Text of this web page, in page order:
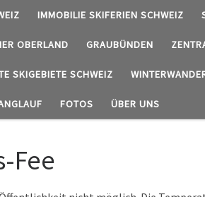
IMMOBILIE SKIFERIEN SCHWEIZ
OBERLAND GRAUBÜNDEN
SKIGEBIETE SCHWEIZ
FOTOS ÜBER UNS
Fee